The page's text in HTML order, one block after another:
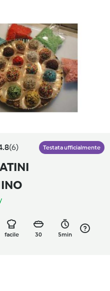
(6) Testata ufficialmente
facile 30 5min